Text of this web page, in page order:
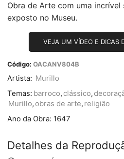
Obra de Arte com uma incrível
exposto no Museu.
VEJA UM VÍDEO E DICAS
Código: OACANV804B
Artista: Murillo
Temas: barroco, clássico,
Murillo, obras de arte, religião
Ano da Obra: 1647
Detalhes da